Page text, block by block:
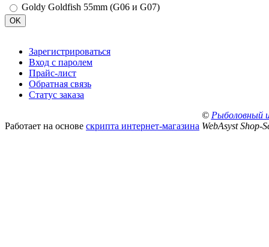
Goldy Goldfish 55mm (G06 и G07)
Зарегистрироваться
Вход с паролем
Прайс-лист
Обратная связь
Статус заказа
© Рыболовный
Работает на основе скрипта интернет-магазина WebAsyst Shop-